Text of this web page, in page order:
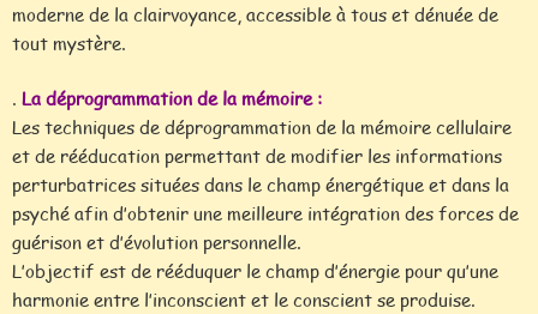
moderne de la clairvoyance, accessible à tous et dénuée de
tout mystère.
. La déprogrammation de la mémoire :
Les techniques de déprogrammation de la mémoire cellulaire
et de rééducation permettant de modifier les informations
perturbatrices situées dans le champ énergétique et dans la
psyché afin d’obtenir une meilleure intégration des forces de
guérison et d’évolution personnelle.
L’objectif est de rééduquer le champ d’énergie pour qu’une
harmonie entre l’inconscient et le conscient se produise.